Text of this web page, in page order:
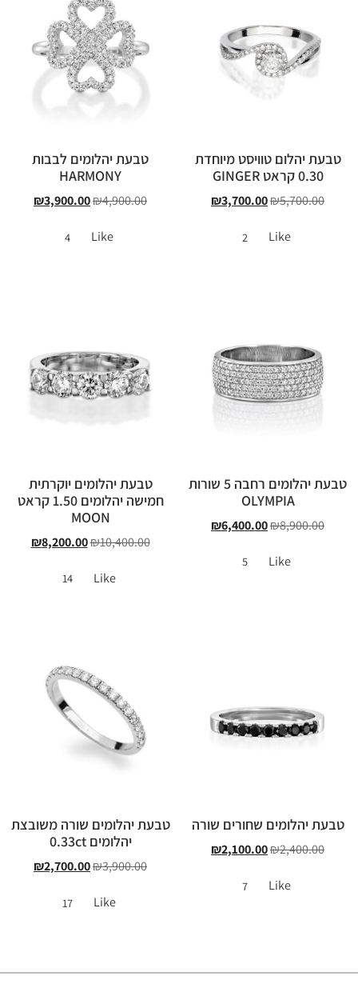
טבעת יהלום טוויסט מיוחדת
0.30 קראט GINGER
₪5,700.00
₪3,700.00
Like
2
טבעת יהלומים לבבות
HARMONY
₪4,900.00
₪3,900.00
Like
4
טבעת יהלומים רחבה 5 שורות
OLYMPIA
₪8,900.00
₪6,400.00
Like
5
טבעת יהלומים יוקרתית
חמישה יהלומים 1.50 קראט
MOON
₪10,400.00
₪8,200.00
Like
14
טבעת יהלומים שחורים שורה
₪2,400.00
₪2,100.00
Like
7
טבעת יהלומים שורה משובצת
יהלומים 0.33ct
₪3,900.00
₪2,700.00
Like
17